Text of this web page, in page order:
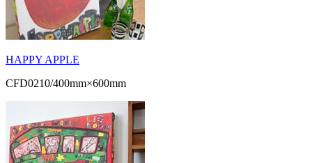
HAPPY APPLE
CFD0210/400mm×600mm